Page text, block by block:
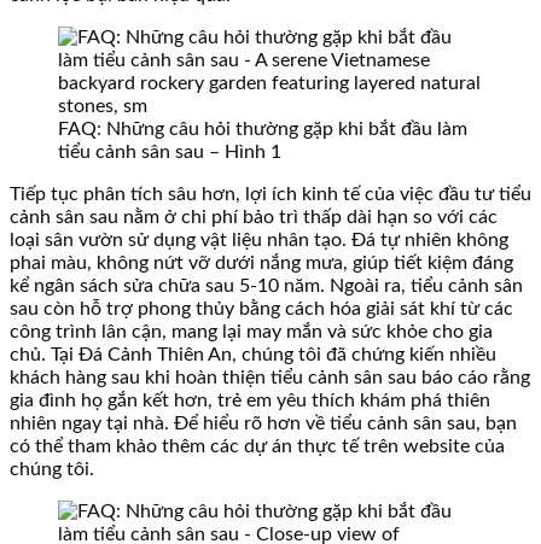
FAQ: Những câu hỏi thường gặp khi bắt đầu làm
tiểu cảnh sân sau – Hình 1
Tiếp tục phân tích sâu hơn, lợi ích kinh tế của việc đầu tư tiểu
cảnh sân sau nằm ở chi phí bảo trì thấp dài hạn so với các
loại sân vườn sử dụng vật liệu nhân tạo. Đá tự nhiên không
phai màu, không nứt vỡ dưới nắng mưa, giúp tiết kiệm đáng
kể ngân sách sửa chữa sau 5-10 năm. Ngoài ra, tiểu cảnh sân
sau còn hỗ trợ phong thủy bằng cách hóa giải sát khí từ các
công trình lân cận, mang lại may mắn và sức khỏe cho gia
chủ. Tại Đá Cảnh Thiên An, chúng tôi đã chứng kiến nhiều
khách hàng sau khi hoàn thiện tiểu cảnh sân sau báo cáo rằng
gia đình họ gắn kết hơn, trẻ em yêu thích khám phá thiên
nhiên ngay tại nhà. Để hiểu rõ hơn về tiểu cảnh sân sau, bạn
có thể tham khảo thêm các dự án thực tế trên website của
chúng tôi.